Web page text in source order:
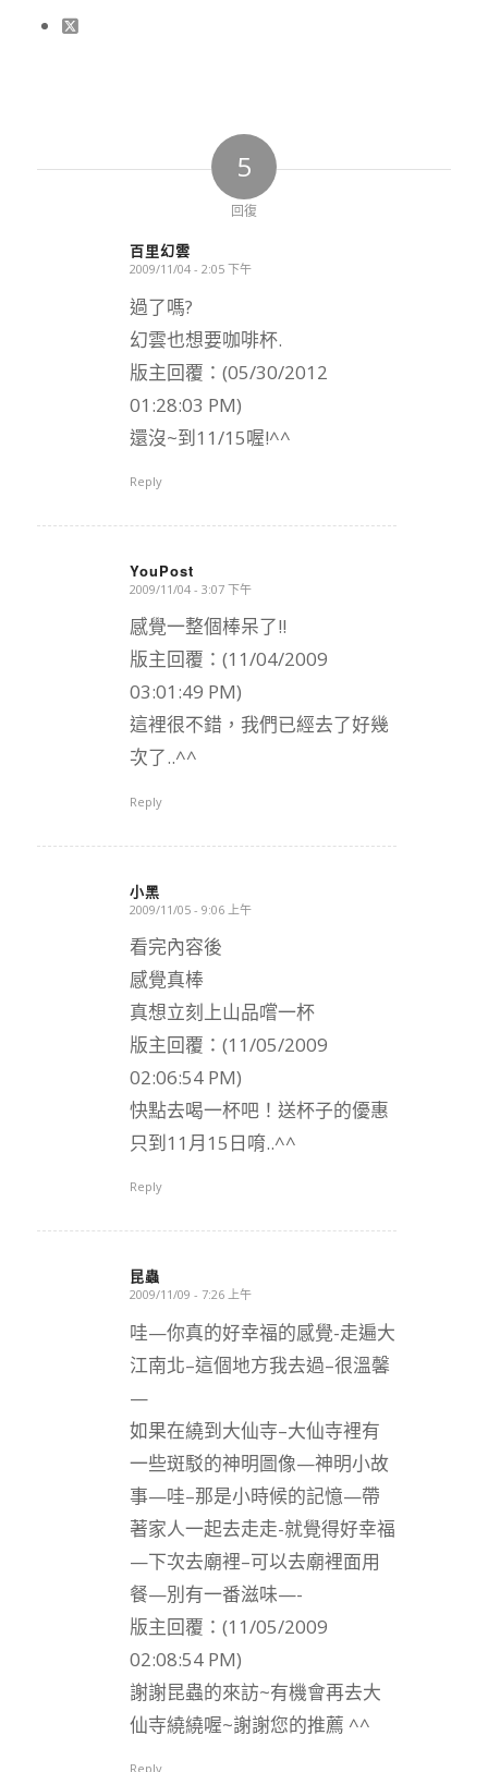
5
回復
百里幻雲
says:
2009/11/04 - 2:05 下午
過了嗎?
幻雲也想要咖啡杯.
版主回覆：(05/30/2012
01:28:03 PM)
還沒~到11/15喔!^^
Reply
YouPost
says:
2009/11/04 - 3:07 下午
感覺一整個棒呆了!!
版主回覆：(11/04/2009
03:01:49 PM)
這裡很不錯，我們已經去了好幾
次了..^^
Reply
小黑
says:
2009/11/05 - 9:06 上午
看完內容後
感覺真棒
真想立刻上山品嚐一杯
版主回覆：(11/05/2009
02:06:54 PM)
快點去喝一杯吧！送杯子的優惠
只到11月15日唷..^^
Reply
昆蟲
says:
2009/11/09 - 7:26 上午
哇—你真的好幸福的感覺-走遍大
江南北–這個地方我去過–很溫馨
—
如果在繞到大仙寺–大仙寺裡有
一些斑駁的神明圖像—神明小故
事—哇–那是小時候的記憶—帶
著家人一起去走走-就覺得好幸福
—下次去廟裡–可以去廟裡面用
餐—別有一番滋味—-
版主回覆：(11/05/2009
02:08:54 PM)
謝謝昆蟲的來訪~有機會再去大
仙寺繞繞喔~謝謝您的推薦 ^^
Reply